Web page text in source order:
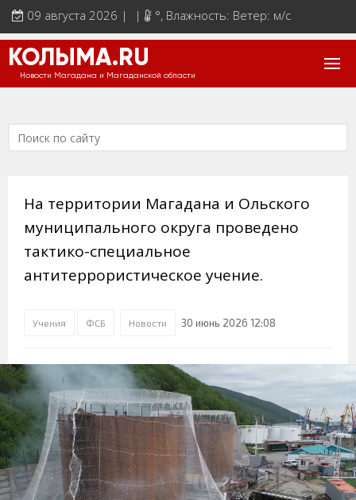
09 августа 2026 | | °, Влажность: Ветер: м/с
КОЛЫМА.RU
Новости Магадана и Магаданской области
На территории Магадана и Ольского
муниципального округа проведено
тактико-специальное
антитеррористическое учение.
Учения ФСБ Новости 30 июнь 2026 12:08